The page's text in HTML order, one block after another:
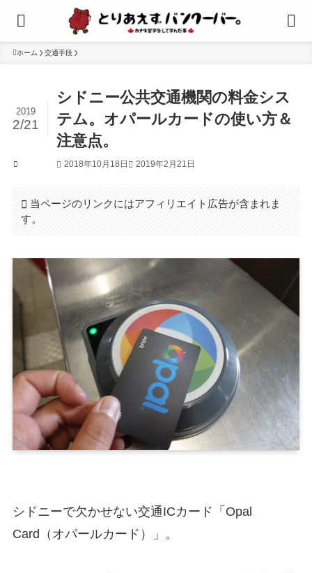
ホーム 交通手段
シドニー公共交通機関の料金シス
テム。オパールカードの使い方＆
注意点。
2019
2/21
2018年10月18日 2019年2月21日
当ページのリンクにはアフィリエイト広告が含まれま
す。
シドニーで欠かせない交通ICカード「Opal
Card（オパールカード）」。